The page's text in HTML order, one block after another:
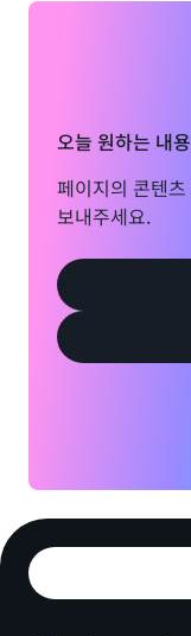
오늘 원하는 내
페이지의 콘텐
보내주세요.